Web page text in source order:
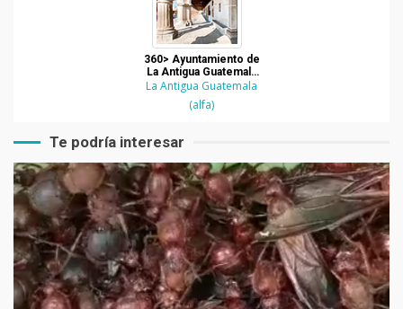
360> Ayuntamiento de
La Antigua Guatemala
viendo hacia el Parque
La Antigua Guatemala
(alfa)
Te podría interesar